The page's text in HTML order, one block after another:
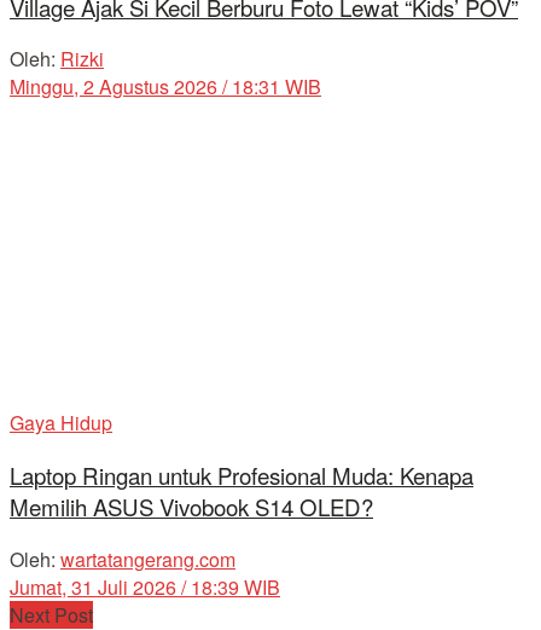
Village Ajak Si Kecil Berburu Foto Lewat “Kids’ POV”
Oleh: Rizki
Minggu, 2 Agustus 2026 / 18:31 WIB
Gaya Hidup
Laptop Ringan untuk Profesional Muda: Kenapa
Memilih ASUS Vivobook S14 OLED?
Oleh: wartatangerang.com
Jumat, 31 Juli 2026 / 18:39 WIB
Next Post